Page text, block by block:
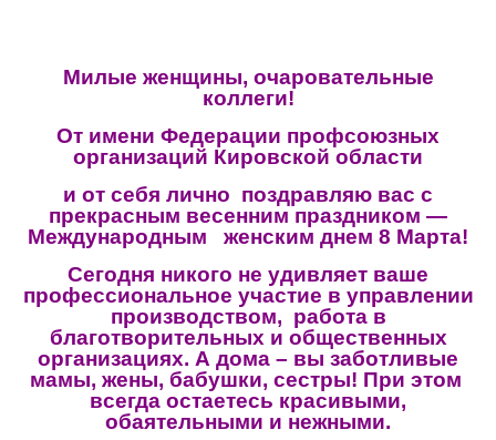
Милые женщины, очаровательные
коллеги!
От имени Федерации профсоюзных
организаций Кировской области
и от себя лично поздравляю вас с
прекрасным весенним праздником —
Международным женским днем 8 Марта!
Сегодня никого не удивляет ваше
профессиональное участие в управлении
производством, работа в
благотворительных и общественных
организациях. А дома – вы заботливые
мамы, жены, бабушки, сестры! При этом
всегда остаетесь красивыми,
обаятельными и нежными.